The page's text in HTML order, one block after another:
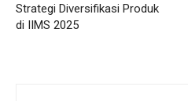
Strategi Diversifikasi Produk
di IIMS 2025